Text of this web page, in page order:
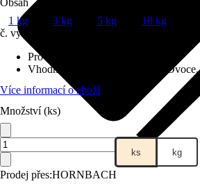
Prodej přes:HORNBACH
Obsah
1 kg
3 kg 5 kg
10 kg
č. výrobku
Provedení
Vhodné pro
Zelenina, Stromy, Ovoce,
Více informací o zboží
Množství (ks)
ks kg